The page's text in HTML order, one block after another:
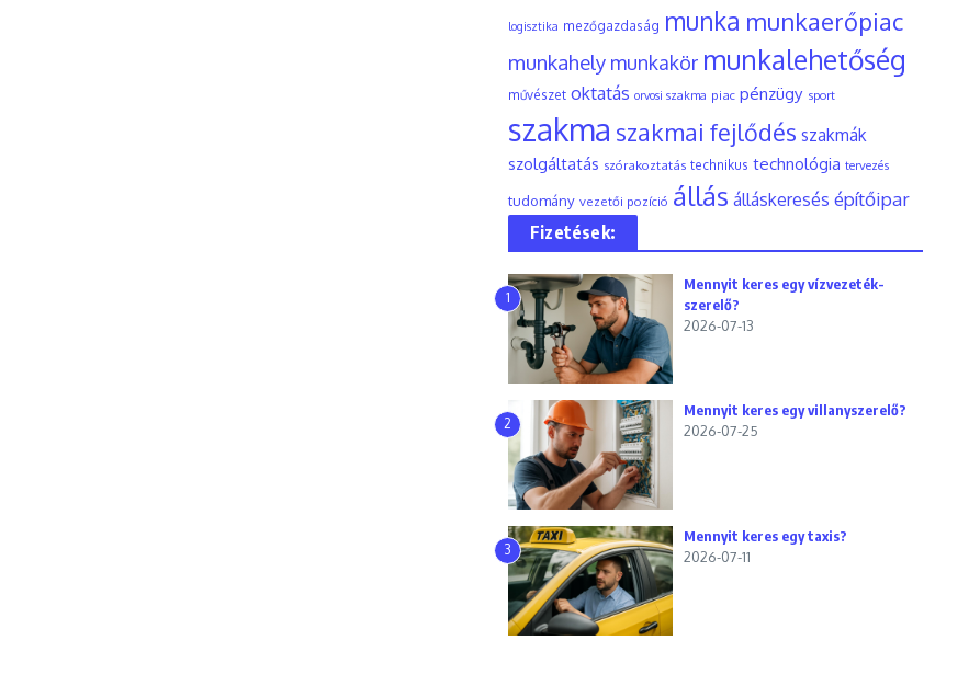
logisztika mezőgazdaság munka munkaerőpiac
munkahely munkakör munkalehetőség
művészet oktatás orvosi szakma piac pénzügy sport
szakma szakmai fejlődés szakmák
szolgáltatás szórakoztatás technikus technológia tervezés
tudomány vezetői pozíció állás álláskeresés építőipar
Fizetések:
1
Mennyit keres egy vízvezeték-
szerelő?
2026-07-13
2
Mennyit keres egy villanyszerelő?
2026-07-25
3
Mennyit keres egy taxis?
2026-07-11